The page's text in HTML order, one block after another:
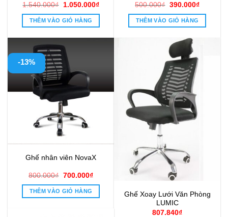
1.540.000₫
Giá
là:
1.540.000₫.
1.050.000₫Giá
THÊM VÀO GIỎ HÀNG
500.000₫ Giá
là:
500.000₫.
390.000₫Giá
THÊM VÀO GIỎ HÀNG
-13%
Ghế nhân viên NovaX
800.000₫ Giá
là:
800.000₫.
700.000₫Giá
THÊM VÀO GIỎ HÀNG
Ghế Xoay Lưới Văn Phòng
LUMIC
807.840₫